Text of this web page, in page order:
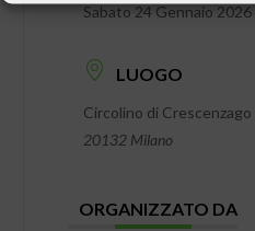
Sabato 24 Gennaio
LUOGO
Circolino di Crescenzago
20132 Milano
ORGANIZZATO DA